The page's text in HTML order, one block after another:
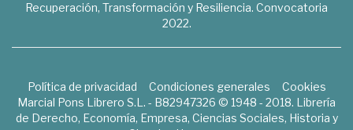
Recuperación, Transformación y Resiliencia. Convocatoria
2022.
Política de privacidad Condiciones generales
Cookies
Marcial Pons Librero S.L. - B82947326 © 1948 - 2018. Librería
de Derecho, Economía, Empresa, Ciencias Sociales, Historia y